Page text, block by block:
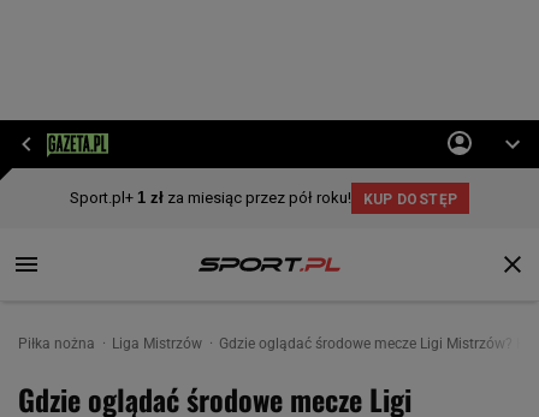
Piłka nożna Liga Mistrzów Gdzie oglądać środowe mecze Ligi Mistrzów?
Gdzie oglądać środowe mecze Ligi